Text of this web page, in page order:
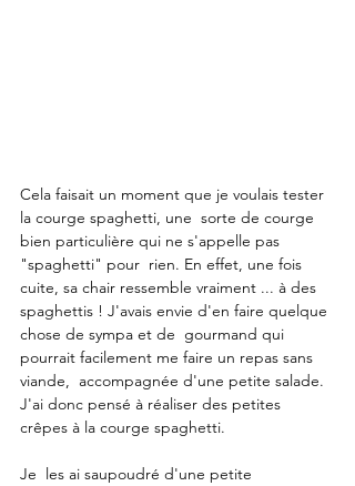
Cela faisait un moment que je voulais tester
la courge spaghetti, une  sorte de courge
bien particulière qui ne s'appelle pas
"spaghetti" pour  rien. En effet, une fois
cuite, sa chair ressemble vraiment ... à des
spaghettis ! J'avais envie d'en faire quelque
chose de sympa et de  gourmand qui
pourrait facilement me faire un repas sans
viande,  accompagnée d'une petite salade.
J'ai donc pensé à réaliser des petites
crêpes à la courge spaghetti.
Je  les ai saupoudré d'une petite